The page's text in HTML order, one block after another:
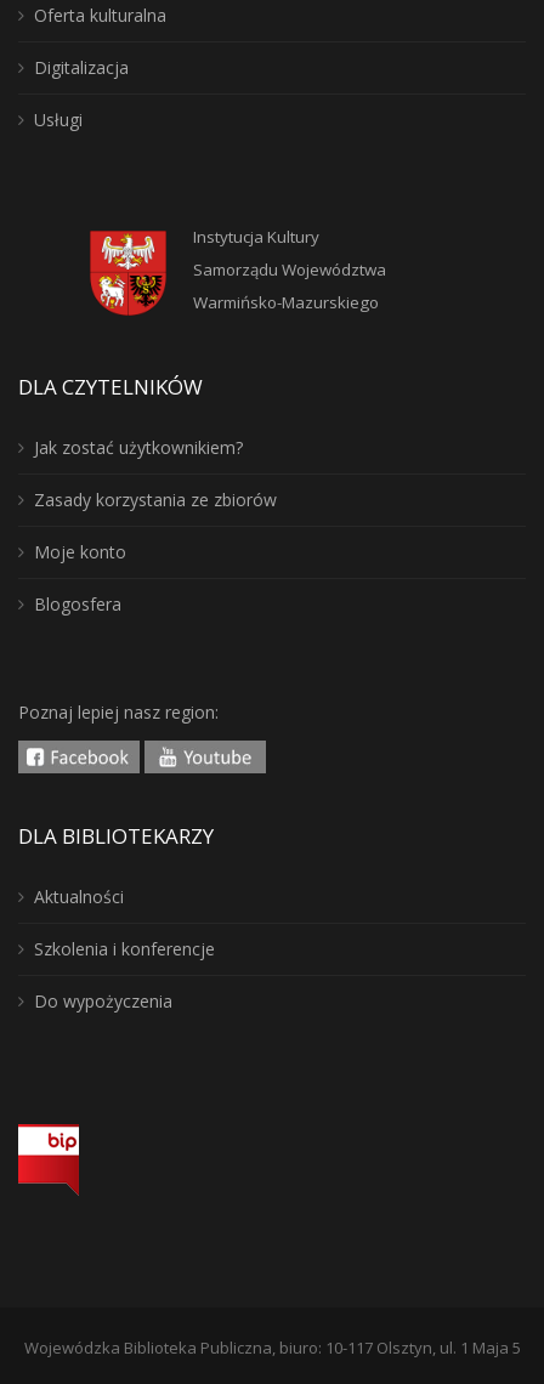
Oferta kulturalna
Digitalizacja
Usługi
Instytucja Kultury
Samorządu Województwa
Warmińsko-Mazurskiego
DLA CZYTELNIKÓW
Jak zostać użytkownikiem?
Zasady korzystania ze zbiorów
Moje konto
Blogosfera
Poznaj lepiej nasz region:
DLA BIBLIOTEKARZY
Aktualności
Szkolenia i konferencje
Do wypożyczenia
Wojewódzka Biblioteka Publiczna, biuro: 10-117 Olsztyn, ul. 1 Maja 5